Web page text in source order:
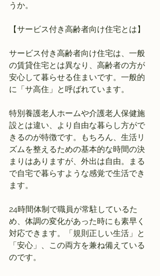
うか。
【サービス付き高齢者向け住宅とは】
サービス付き高齢者向け住宅は、一般
の賃貸住宅とは異なり、高齢者の方が
安心して暮らせる住まいです。一般的
に「サ高住」と呼ばれています。
特別養護老人ホームや介護老人保健施
設とは違い、より自由な暮らし方がで
きるのが特徴です。もちろん、生活リ
ズムを整えるための基本的な時間の決
まりはありますが、外出は自由。まる
で自宅で暮らすような感覚で生活でき
ます。
24時間体制で職員が常駐しているた
め、体調の変化があった時にも素早く
対応できます。「規則正しい生活」と
「安心」、この両方を兼ね備えている
のです。